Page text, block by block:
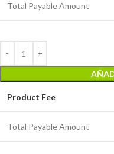
Total Payable Amount
Product Fee
Total Payable Amount